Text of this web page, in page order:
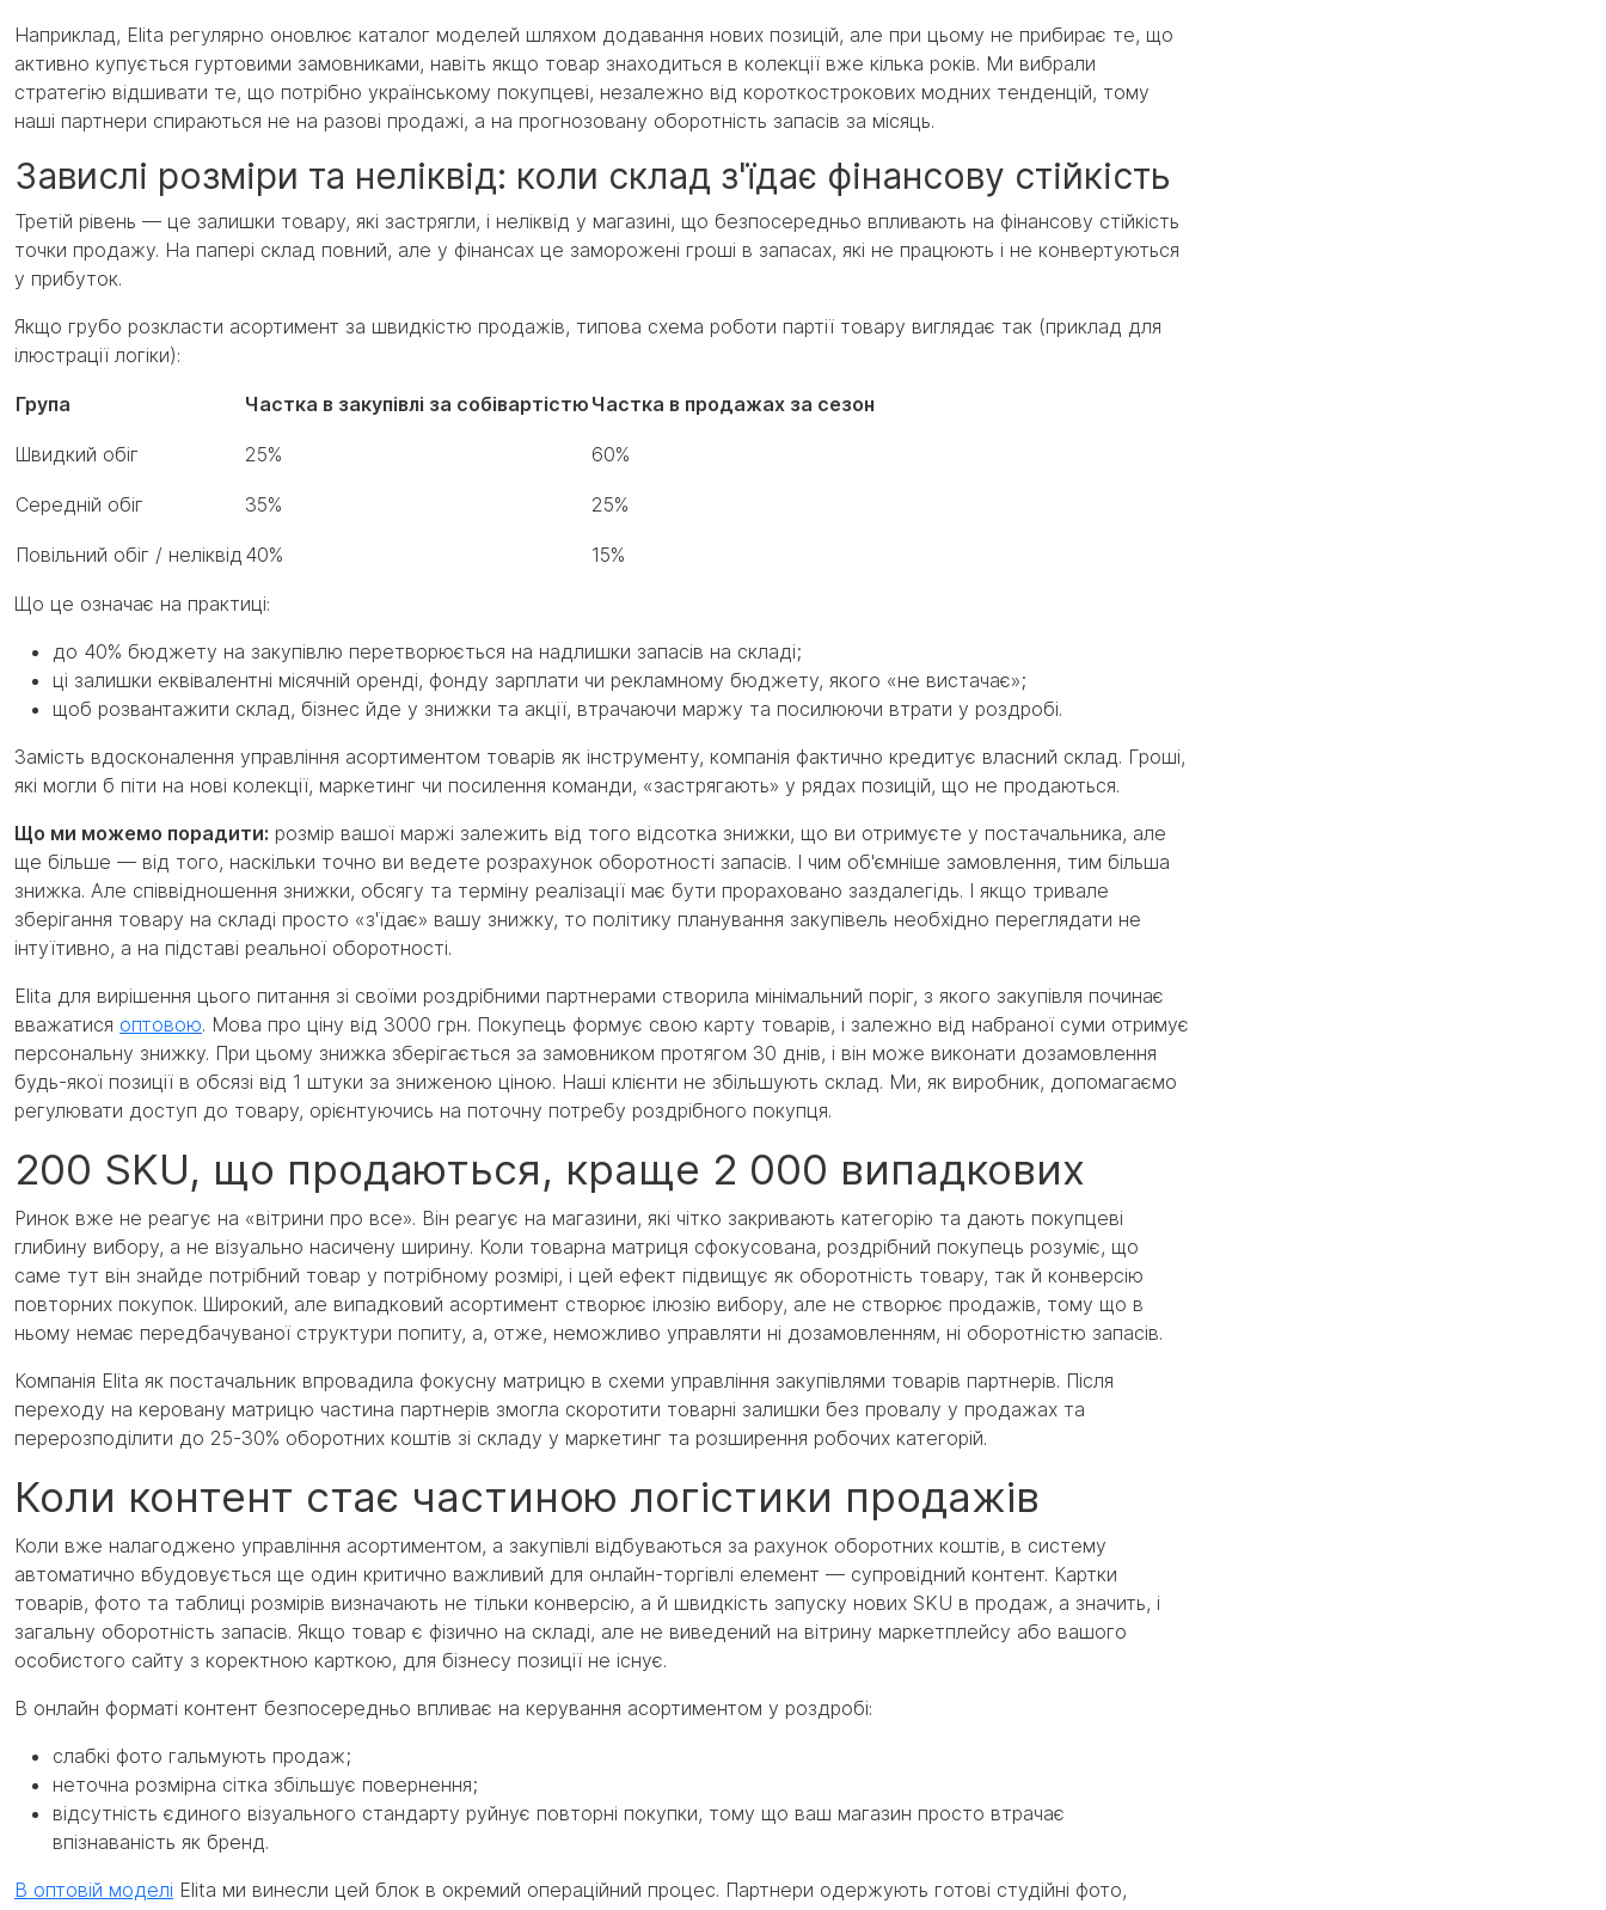
Наприклад, Elita регулярно оновлює каталог моделей шляхом додавання нових позицій, але при цьому не прибирає те, що
активно купується гуртовими замовниками, навіть якщо товар знаходиться в колекції вже кілька років. Ми вибрали
стратегію відшивати те, що потрібно українському покупцеві, незалежно від короткострокових модних тенденцій, тому
наші партнери спираються не на разові продажі, а на прогнозовану оборотність запасів за місяць.
Завислі розміри та неліквід: коли склад з'їдає фінансову стійкість
Третій рівень — це залишки товару, які застрягли, і неліквід у магазині, що безпосередньо впливають на фінансову стійкість
точки продажу. На папері склад повний, але у фінансах це заморожені гроші в запасах, які не працюють і не конвертуються
у прибуток.
Якщо грубо розкласти асортимент за швидкістю продажів, типова схема роботи партії товару виглядає так (приклад для
ілюстрації логіки):
Група Частка в закупівлі за собівартістю Частка в продажах за сезон
Швидкий обіг 25% 60%
Середній обіг 35% 25%
Повільний обіг / неліквід 40% 15%
Що це означає на практиці:
до 40% бюджету на закупівлю перетворюється на надлишки запасів на складі;
ці залишки еквівалентні місячній оренді, фонду зарплати чи рекламному бюджету, якого «не вистачає»;
щоб розвантажити склад, бізнес йде у знижки та акції, втрачаючи маржу та посилюючи втрати у роздробі.
Замість вдосконалення управління асортиментом товарів як інструменту, компанія фактично кредитує власний склад. Гроші,
які могли б піти на нові колекції, маркетинг чи посилення команди, «застрягають» у рядах позицій, що не продаються.
Що ми можемо порадити: розмір вашої маржі залежить від того відсотка знижки, що ви отримуєте у постачальника, але
ще більше — від того, наскільки точно ви ведете розрахунок оборотності запасів. І чим об'ємніше замовлення, тим більша
знижка. Але співвідношення знижки, обсягу та терміну реалізації має бути прораховано заздалегідь. І якщо тривале
зберігання товару на складі просто «з'їдає» вашу знижку, то політику планування закупівель необхідно переглядати не
інтуїтивно, а на підставі реальної оборотності.
Elita для вирішення цього питання зі своїми роздрібними партнерами створила мінімальний поріг, з якого закупівля починає
вважатися оптовою. Мова про ціну від 3000 грн. Покупець формує свою карту товарів, і залежно від набраної суми отримує
персональну знижку. При цьому знижка зберігається за замовником протягом 30 днів, і він може виконати дозамовлення
будь-якої позиції в обсязі від 1 штуки за зниженою ціною. Наші клієнти не збільшують склад. Ми, як виробник, допомагаємо
регулювати доступ до товару, орієнтуючись на поточну потребу роздрібного покупця.
200 SKU, що продаються, краще 2 000 випадкових
Ринок вже не реагує на «вітрини про все». Він реагує на магазини, які чітко закривають категорію та дають покупцеві
глибину вибору, а не візуально насичену ширину. Коли товарна матриця сфокусована, роздрібний покупець розуміє, що
саме тут він знайде потрібний товар у потрібному розмірі, і цей ефект підвищує як оборотність товару, так й конверсію
повторних покупок. Широкий, але випадковий асортимент створює ілюзію вибору, але не створює продажів, тому що в
ньому немає передбачуваної структури попиту, а, отже, неможливо управляти ні дозамовленням, ні оборотністю запасів.
Компанія Elita як постачальник впровадила фокусну матрицю в схеми управління закупівлями товарів партнерів. Після
переходу на керовану матрицю частина партнерів змогла скоротити товарні залишки без провалу у продажах та
перерозподілити до 25-30% оборотних коштів зі складу у маркетинг та розширення робочих категорій.
Коли контент стає частиною логістики продажів
Коли вже налагоджено управління асортиментом, а закупівлі відбуваються за рахунок оборотних коштів, в систему
автоматично вбудовується ще один критично важливий для онлайн-торгівлі елемент — супровідний контент. Картки
товарів, фото та таблиці розмірів визначають не тільки конверсію, а й швидкість запуску нових SKU в продаж, а значить, і
загальну оборотність запасів. Якщо товар є фізично на складі, але не виведений на вітрину маркетплейсу або вашого
особистого сайту з коректною карткою, для бізнесу позиції не існує.
В онлайн форматі контент безпосередньо впливає на керування асортиментом у роздробі:
слабкі фото гальмують продаж;
неточна розмірна сітка збільшує повернення;
відсутність єдиного візуального стандарту руйнує повторні покупки, тому що ваш магазин просто втрачає
впізнаваність як бренд.
В оптовій моделі Elita ми винесли цей блок в окремий операційний процес. Партнери одержують готові студійні фото,